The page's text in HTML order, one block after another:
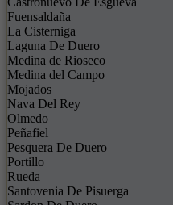
Fuensaldaña
La Cisterniga
Laguna De Duero
Medina de Rioseco
Medina del Campo
Mojados
Nava Del Rey
Olmedo
Peñafiel
Pesquera De Duero
Portillo
Rueda
Santovenia De Pisuerga